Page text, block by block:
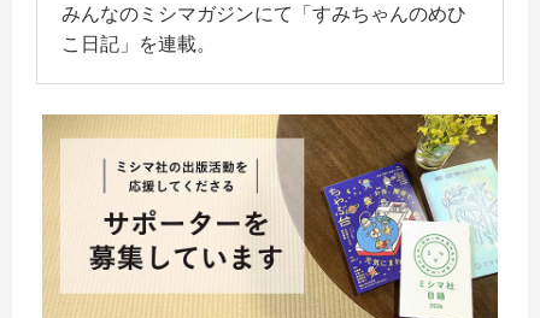
みんなのミシマガジンにて「すみちゃんのめひ
こ日記」を連載。